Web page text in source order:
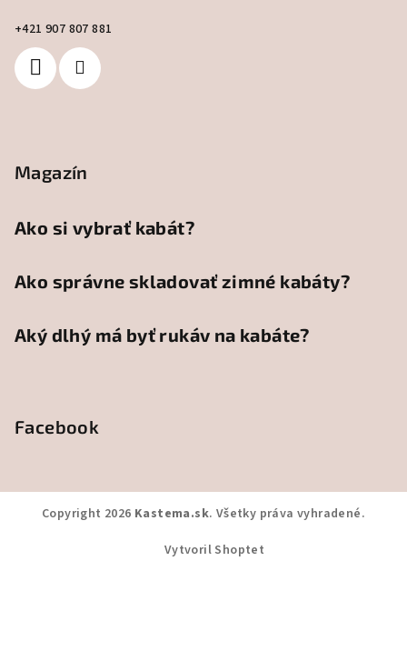
+421 907 807 881
Magazín
Ako si vybrať kabát?
Ako správne skladovať zimné kabáty?
Aký dlhý má byť rukáv na kabáte?
Facebook
Copyright 2026 Kastema.sk. Všetky práva vyhradené.
Vytvoril Shoptet